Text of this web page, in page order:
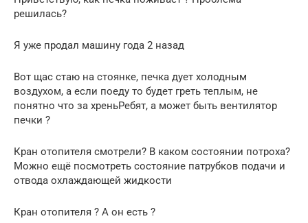
решилась?
Я уже продал машину года 2 назад
Вот щас стаю на стоянке, печка дует холодным
воздухом, а если поеду то будет греть теплым, не
понятно что за хреньРебят, а может быть вентилятор
печки ?
Кран отопителя смотрели? В каком состоянии потроха?
Можно ещё посмотреть состояние патрубков подачи и
отвода охлаждающей жидкости
Кран отопителя ? А он есть ?